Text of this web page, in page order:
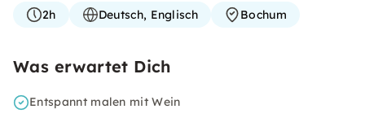
2h Deutsch, Englisch Bochum
Was erwartet Dich
Entspannt malen mit Wein